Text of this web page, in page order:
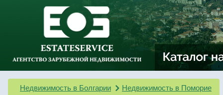
Недвижимость в Болгарии Недвижимость в Поморие